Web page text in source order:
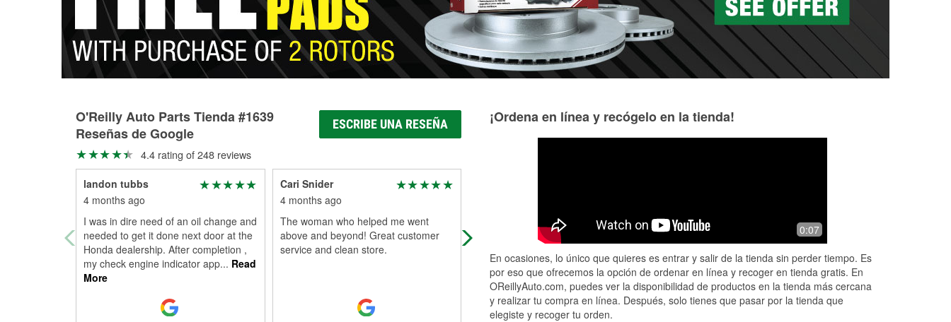
O'Reilly Auto Parts Tienda #1639
Reseñas de Google
ESCRIBE UNA RESEÑA
4.4 rating of 248 reviews
landon tubbs
4 months ago
I was in dire need of an oil change and
needed to get it done next door at the
Honda dealership. After completion ,
my check engine indicator app... Read
More
Cari Snider
4 months ago
The woman who helped me went
above and beyond! Great customer
service and clean store.
I like how the store is clean and they
have excellent customer service! I
I called and spoke with Coby and he
was very polite. Came to the store and
discuss what was best for my need...
Read More
¡Ordena en línea y recógelo en la tienda!
0:07
En ocasiones, lo único que quieres es entrar y salir de la tienda sin perder tiempo. Es
por eso que ofrecemos la opción de ordenar en línea y recoger en tienda gratis. En
OReillyAuto.com, puedes ver la disponibilidad de productos en la tienda más cercana
y realizar tu compra en línea. Después, solo tienes que pasar por la tienda que
elegiste y recoger tu orden.